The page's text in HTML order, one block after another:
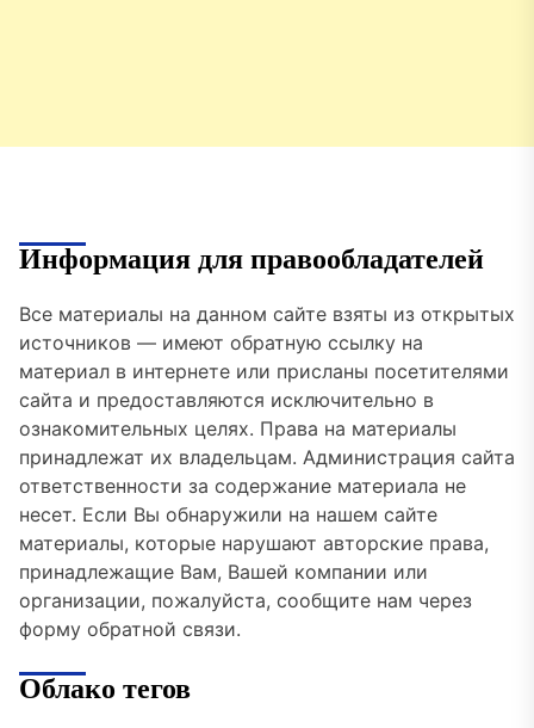
Информация для правообладателей
Все материалы на данном сайте взяты из открытых
источников — имеют обратную ссылку на
материал в интернете или присланы посетителями
сайта и предоставляются исключительно в
ознакомительных целях. Права на материалы
принадлежат их владельцам. Администрация сайта
ответственности за содержание материала не
несет. Если Вы обнаружили на нашем сайте
материалы, которые нарушают авторские права,
принадлежащие Вам, Вашей компании или
организации, пожалуйста, сообщите нам через
форму обратной связи.
Облако тегов